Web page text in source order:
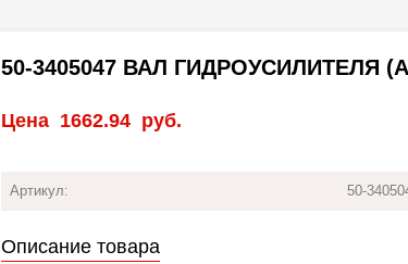
50-3405047 ВАЛ ГИДРОУСИЛИТЕЛЯ
Цена 1662.94 руб.
Артикул: 50-
Описание товара